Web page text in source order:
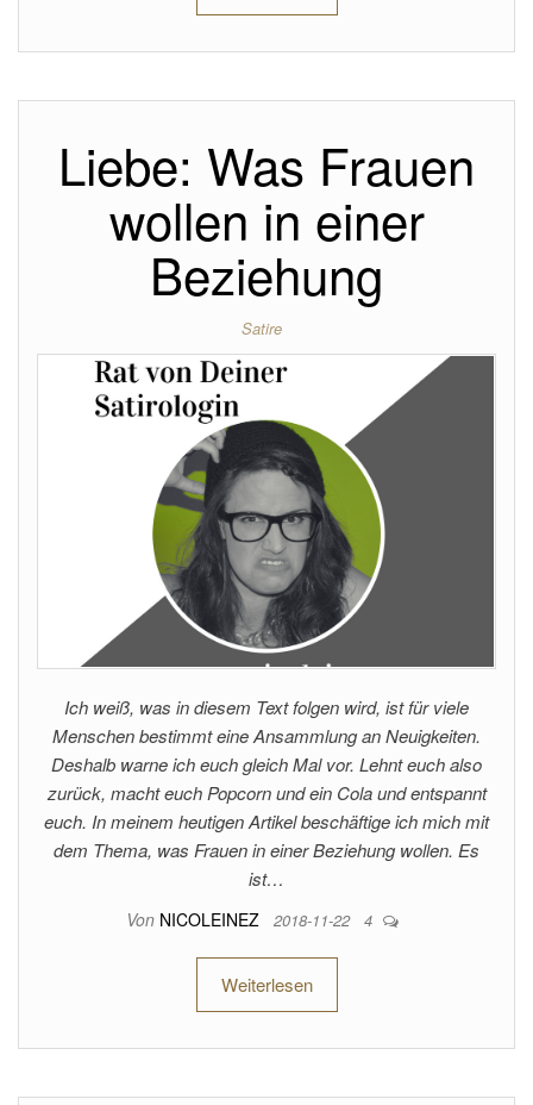
Liebe: Was Frauen
wollen in einer
Beziehung
Satire
Ich weiß, was in diesem Text folgen wird, ist für viele
Menschen bestimmt eine Ansammlung an Neuigkeiten.
Deshalb warne ich euch gleich Mal vor. Lehnt euch also
zurück, macht euch Popcorn und ein Cola und entspannt
euch. In meinem heutigen Artikel beschäftige ich mich mit
dem Thema, was Frauen in einer Beziehung wollen. Es
ist…
Von NICOLEINEZ 2018-11-22 4
Weiterlesen